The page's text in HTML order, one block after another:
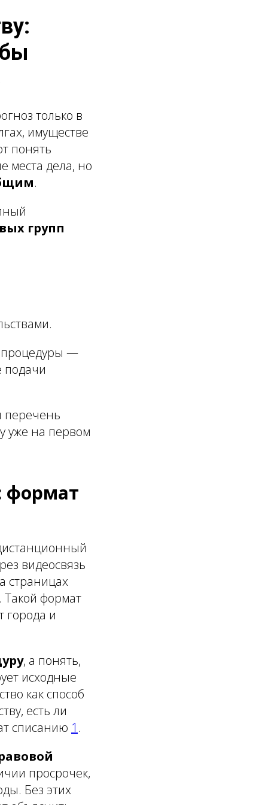
только в
имуществе
понять
места дела, но
.
групп
процедуры —
перечень
уже на первом
формат
видеосвязь
страницах
Такой формат
города и
, а понять,
исходные
как способ
есть ли
списанию 1 .
просрочек,
Без этих